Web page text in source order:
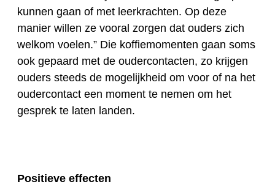
kunnen gaan of met leerkrachten. Op deze
manier willen ze vooral zorgen dat ouders zich
welkom voelen.” Die koffiemomenten gaan soms
ook gepaard met de oudercontacten, zo krijgen
ouders steeds de mogelijkheid om voor of na het
oudercontact een moment te nemen om het
gesprek te laten landen.
Positieve effecten